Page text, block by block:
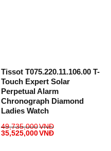
Tissot T075.220.11.106.00 T-
Touch Expert Solar
Perpetual Alarm
Chronograph Diamond
Ladies Watch
49,735,000VNĐ
35,525,000VNĐ